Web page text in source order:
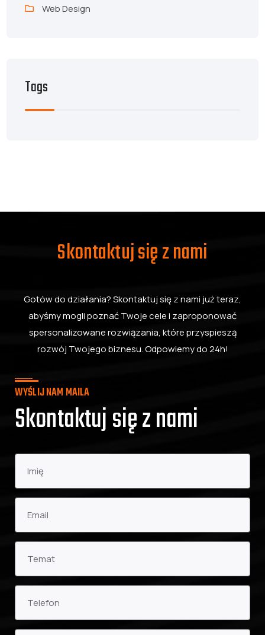
Web Design
Tags
Skontaktuj się z nami
Gotów do działania? Skontaktuj się z nami już teraz,
abyśmy mogli poznać Twoje cele i zaproponować
spersonalizowane rozwiązania, które przyspieszą
rozwój Twojego biznesu. Odpowiemy do 24h!
WYŚLIJ NAM MAILA
Skontaktuj się z nami